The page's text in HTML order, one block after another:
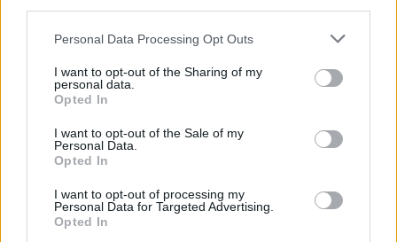
Please note that this website/app uses one or more Google
not limited to your visit or usage behaviour. You may click to
grant or deny consent to Google and its third-party tags to
use your data for below specified purposes in below Google
consent section.
Personal Data Processing Opt Outs
I want to opt-out of the Sharing of my
personal data.
Opted In
I want to opt-out of the Sale of my
Personal Data.
Opted In
I want to opt-out of processing my
Personal Data for Targeted Advertising.
Opted In
Az Európai Újjáépítési és Fejlesztési Bank
(EBRD) szerint érezhetően lassíthatja
működési térségének növekedését a közel-
keleti konfliktus miatt jelentősen
megemelkedett olajár, nem utolsósorban
világgazdaság egészének növekedési